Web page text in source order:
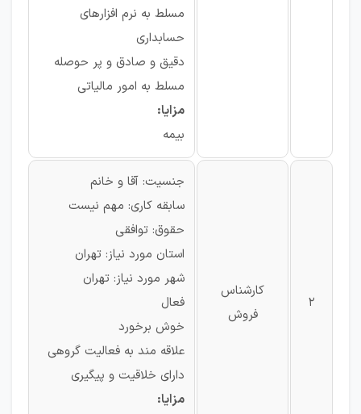
مسلط به نرم افزارهای
حسابداری
دقیق و صادق و پر حوصله
مسلط به امور مالیاتی
مزایا:
بیمه
2
کارشناس
فروش
جنسیت: آقا و خانم
سابقه کاری: مهم نیست
حقوق: توافقی
استان مورد نیاز: تهران
شهر مورد نیاز: تهران
فعال
خوش برخورد
علاقه مند به فعالیت گروهی
دارای خلاقیت و پیگیری
مزایا: